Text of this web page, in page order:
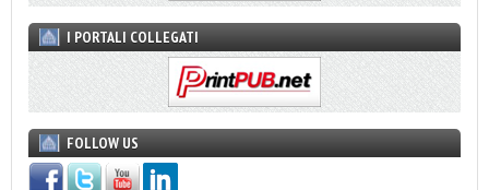
I PORTALI COLLEGATI
FOLLOW US